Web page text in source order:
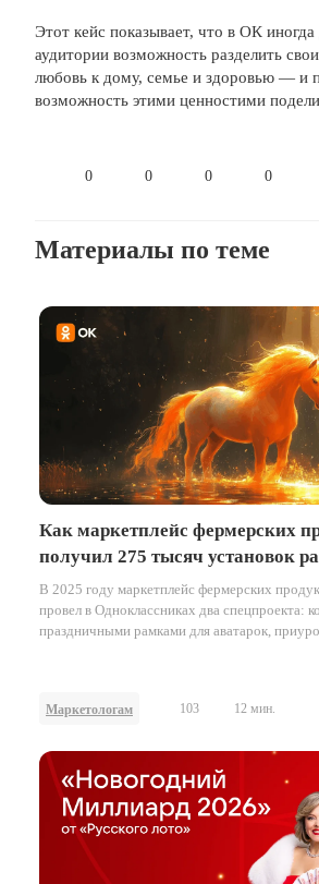
Этот кейс показывает, что в ОК иногда
аудитории возможность разделить
любовь к дому, семье и здоровью — и
возможность этими ценностими
0 0 0 0
Материалы по теме
Как маркетплейс фермерских
получил 275 тысяч установок
В 2025 году маркетплейс фермерских
провел в Одноклассниках два спецпроекта:
праздничными рамками для аватарок,
Маркетологам 103 12 мин.